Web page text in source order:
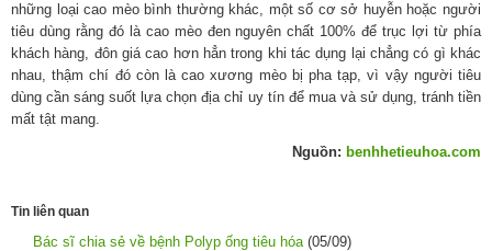
những loại cao mèo bình thường khác, một số cơ sở huyễn hoặc người
tiêu dùng rằng đó là cao mèo đen nguyên chất 100% để trục lợi từ phía
khách hàng, đôn giá cao hơn hẳn trong khi tác dụng lại chẳng có gì khác
nhau, thậm chí đó còn là cao xương mèo bị pha tạp, vì vậy người tiêu
dùng cần sáng suốt lựa chọn địa chỉ uy tín để mua và sử dụng, tránh tiền
mất tật mang.
Nguồn: benhhetieuhoa.com
Tin liên quan
Bác sĩ chia sẻ về bệnh Polyp ống tiêu hóa (05/09)